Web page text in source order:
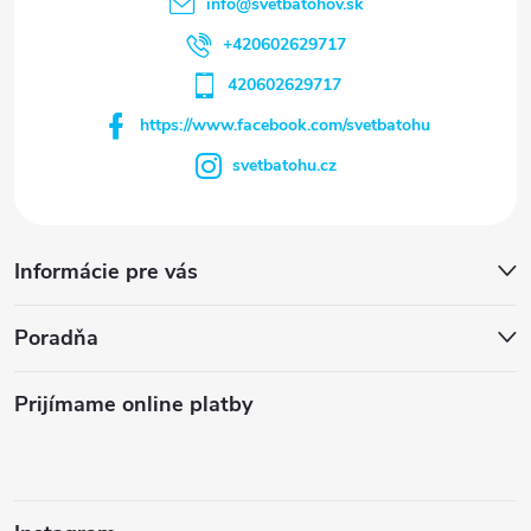
+420602629717
420602629717
https://www.facebook.com/svetbatohu
svetbatohu.cz
Informácie pre vás
Poradňa
Prijímame online platby